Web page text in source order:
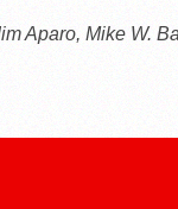
Aparo, Mike W.